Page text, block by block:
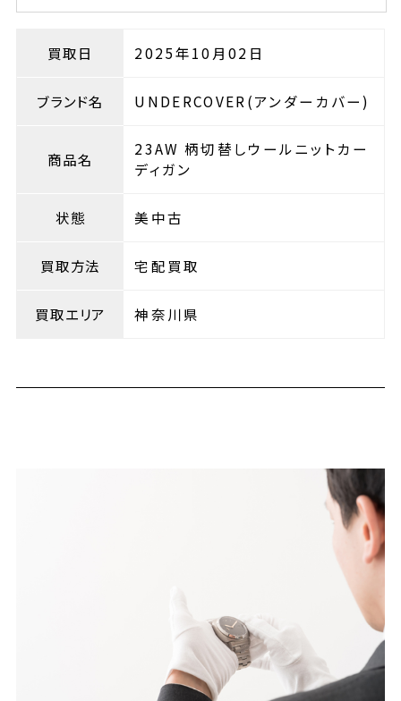
買取日 2025年10月02日
ブランド名 UNDERCOVER(アンダーカバー)
商品名
23AW 柄切替しウールニットカー
ディガン
状態 美中古
買取方法 宅配買取
買取エリア 神奈川県